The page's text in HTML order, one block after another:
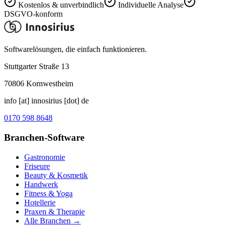
Kostenlos & unverbindlich
Individuelle Analyse
DSGVO-konform
Softwarelösungen, die einfach funktionieren.
Stuttgarter Straße 13
70806 Kornwestheim
info [at] innosirius [dot] de
0170 598 8648
Branchen-Software
Gastronomie
Friseure
Beauty & Kosmetik
Handwerk
Fitness & Yoga
Hotellerie
Praxen & Therapie
Alle Branchen →